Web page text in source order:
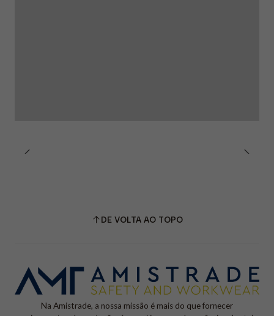
DE VOLTA AO TOPO
Na Amistrade, a nossa missão é mais do que fornecer